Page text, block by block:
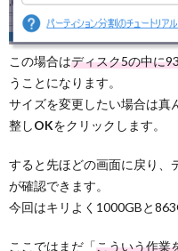
この場合はディスク5の中に
うことになります。
サイズを変更したい場合は真
整しOKをクリックします。
すると先ほどの画面に戻り、
が確認できます。
今回はキリよく1000GBと
ここではまだ「こういう作業